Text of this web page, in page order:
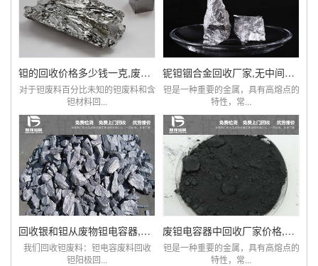
钽的回收价格多少钱一克,废旧钽电阻电容回收厂家
对于钽废料百分比未知的钽废料和含
钽材料回...
铌钽铟合金回收厂家,无中间商赚差价,价比同优
钽是一种重要的金属，具有高熔点的
特性，常...
回收银和钽从废物钽电容器,钽电容器钽电阻价格
我们回收钽废料：钽电容废料回收
钽阳极回...
废钽电容器中回收厂家价格,钽回收,钽线圈
钽是一种重要的金属，具有高熔点的
特性，常...